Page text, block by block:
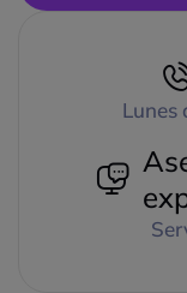
Lunes